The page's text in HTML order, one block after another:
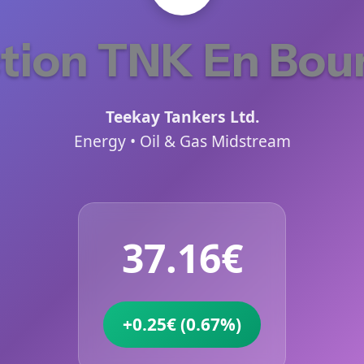
TNK En
Teekay Tankers Ltd.
Energy • Oil & Gas Midstream
37.16€
+0.25€ (0.67%)